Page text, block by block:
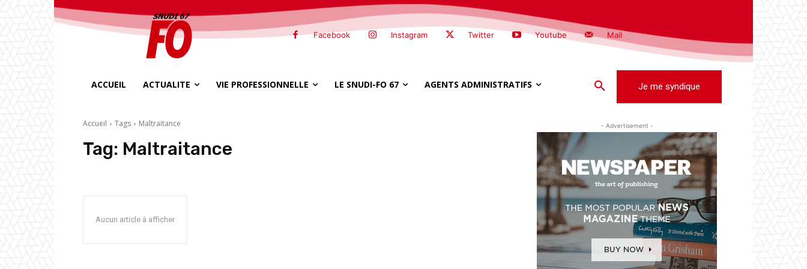
Facebook Instagram Twitter Youtube Mail
ACCUEIL ACTUALITE VIE PROFESSIONNELLE LE SNUDI-FO 67 AGENTS ADMINISTRATIFS Je me syndique
Accueil Tags Maltraitance
Tag: Maltraitance
Aucun article à afficher
- Advertisement -